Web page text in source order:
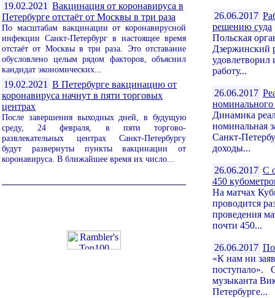
19.02.2021 Вакцинация от коронавируса в
Петербурге отстаёт от Москвы в три раза
По масштабам вакцинации от коронавирусной
инфекции Санкт-Петербург в настоящее время
отстаёт от Москвы в три раза. Это отставание
обусловлено целым рядом факторов, объяснил
кандидат экономических...
19.02.2021 В Петербурге вакцинацию от
коронавируса начнут в пяти торговых
центрах
После завершения выходных дней, в будущую
среду, 24 февраля, в пяти торгово-
развлекательных центрах Санкт-Петербургу
будут развернуты пункты вакцинации от
коронавируса. В ближайшее время их число...
26.06.2017
решению суда
Польская
Дзержинский
удовлетворил
работу...
26.06.2017
номинального
Динамика
номинальная
Санкт-
доходы...
26.06.2017 С
450
На матчах
проводится
проведения
почти 450...
26.06.2017
«К нам ни
поступало».
музыканта
Петербурге...